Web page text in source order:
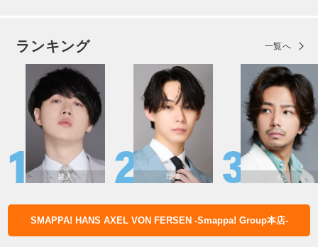
ランキング 一覧へ
建人 瑠偉 心
SMAPPA! HANS AXEL VON FERSEN -Smappa! Group本店-